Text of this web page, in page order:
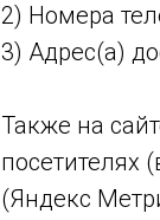
2) Номера
3) Адрес(а)
Также на
посетителях
(Яндекс